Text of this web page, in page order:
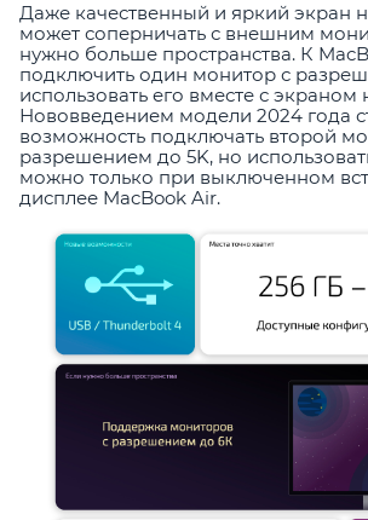
Даже качественный и яркий экран
может соперничать с внешним
нужно больше пространства. К
подключить один монитор с
использовать его вместе с экраном
Нововведением модели 2024 года
возможность подключать второй
разрешением до 5K, но
можно только при выключенном
дисплее MacBook Air.